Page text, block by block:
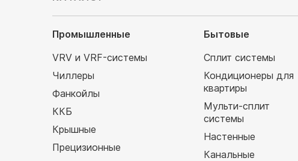
Промышленные
VRV и VRF-системы
Чиллеры
Фанкойлы
ККБ
Крышные
Прецизионные
Бытовые
Сплит системы
Кондиционеры для
квартиры
Мульти-сплит
системы
Настенные
Канальные